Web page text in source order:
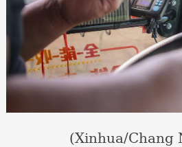
(Xinhua/Chang